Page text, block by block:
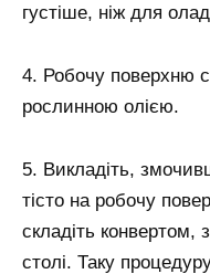
густіше, ніж для
4. Робочу поверхню
рослинною олією.
5. Викладіть,
тісто на робочу
складіть
столі. Таку